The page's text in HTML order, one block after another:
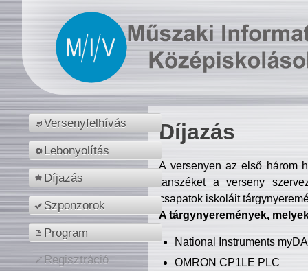
Versenyfelhívás
Lebonyolítás
Díjazás
Szponzorok
Program
Regisztráció
Díjazás
A versenyen az első három
tanszéket a verseny
csapatok iskoláit
A tárgynyeremények,
National Instruments
OMRON CP1LE PLC